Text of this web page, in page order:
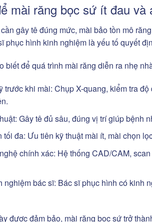
mài răng bọc sứ ít đau và
gây tê đúng mức, mài bảo tồn mô
phục hình kinh nghiệm là yếu tố quyết
biết để quá trình mài răng diễn ra nhẹ
khi mài: Chụp X-quang, kiểm tra
Gây tê đủ sâu, đúng vị trí giúp bệnh
tối đa: Ưu tiên kỹ thuật mài ít, mài chọn
chính xác: Hệ thống CAD/CAM,
nghiệm bác sĩ: Bác sĩ phục hình có kinh
được đảm bảo, mài răng bọc sứ trở